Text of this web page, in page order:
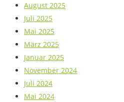
August 2025
Juli 2025
Mai 2025
März 2025
Januar 2025
November 2024
Juli 2024
Mai 2024